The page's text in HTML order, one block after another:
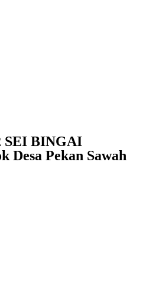
SEI BINGAI
Desa Pekan Sawah